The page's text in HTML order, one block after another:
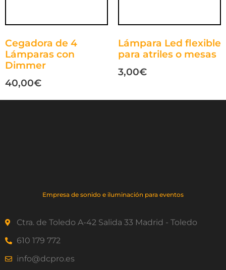
Cegadora de 4
Lámparas con
Dimmer
40,00€
Lámpara Led flexible
para atriles o mesas
3,00€
Empresa de sonido e iluminación para eventos
Ctra. de Toledo A-42 Salida 33 Madrid - Toledo
610 179 772
info@dcpro.es